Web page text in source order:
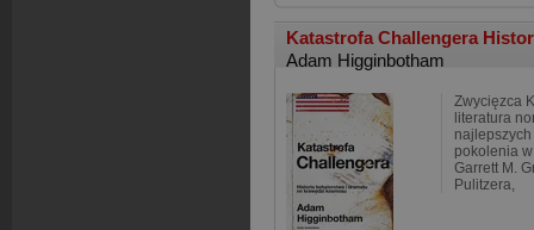
Katastrofa Challengera
Adam Higginbotham
Zwycięzca
literatura
pokolenia
Garrett M.
Pulitzera,